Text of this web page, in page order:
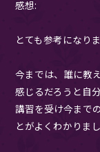
感想:
とても参考になり
今までは、誰に教
感じるだろうと自
講習を受け今まで
とがよくわかりまし